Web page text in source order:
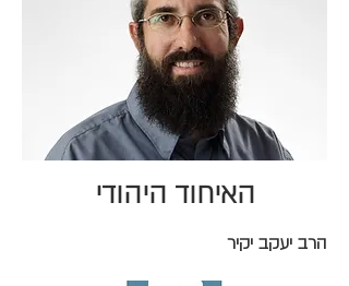
האיחוד היהודי
הרב יעקב יקיר